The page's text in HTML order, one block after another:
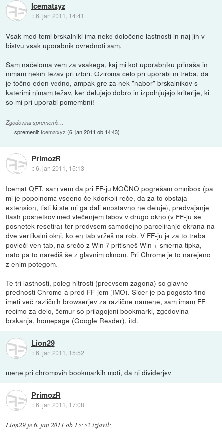
Icematxyz
::6. jan 2011, 14:41
Vsak med temi brskalniki ima neke določene lastnosti in naj jih v
bistvu vsak uporabnik ovrednoti sam.
Sam načeloma vem za vsakega, kaj mi kot uporabniku prinaša in
nimam nekih težav pri izbiri. Oziroma celo pri uporabi ni treba, da
je točno eden vedno, ampak gre za nek "nabor" brskalnikov s
katerimi nimam težav, ker delujejo dobro in izpolnjujejo kriterije, ki
so mi pri uporabi pomembni!
Zgodovina sprememb…
spremenil: Icematxyz (6. jan 2011 ob 14:43)
PrimozR
::6. jan 2011, 15:13
Icemat QFT, sam vem da pri FF-ju MOČNO pogrešam omnibox (pa
mi je popolnoma vseeno če kdorkoli reče, da za to obstaja
extension, tisti ki ste mi ga dali enostavno ne deluje), predvajanje
flash posnetkov med vlečenjem tabov v drugo okno (v FF-ju se
posnetek resetira) ter predvsem samodejno parceliranje ekrana na
dve vertikalni okni, ko en tab vržeš na rob. V FF-ju je za to treba
povleči ven tab, na srečo z Win 7 pritisneš Win + smerna tipka,
nato pa to narediš še z glavnim oknom. Pri Chrome je to narejeno
z enim potegom.
Te tri lastnosti, poleg hitrosti (predvsem zagona) so glavne
prednosti Chrome-a pred FF-jem (IMO). Sicer je pa pogosto fino
imeti več različnih browserjev za različne namene, sam imam FF
recimo za delo, čemur so prilagojeni bookmarki, zgodovina
brskanja, homepage (Google Reader), itd.
Lion29
::6. jan 2011, 15:52
mene pri chromovih bookmarkih moti, da ni dividerjev
PrimozR
::6. jan 2011, 17:08
Lion29 je6. jan 2011 ob 15:52 izjavil: